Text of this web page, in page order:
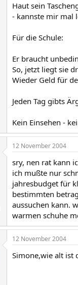
Haut sein
- kannste mir mal
Für die Schule:
Er braucht
So, jetzt liegt sie
Wieder Geld für
Jeden Tag gibts
Kein Einsehen -
12 November 2004
sry, nen rat kann
ich mußte nur
jahresbudget für
bestimmten
aussuchen kann.
warmen schuhe
12 November 2004
Simone,wie alt ist